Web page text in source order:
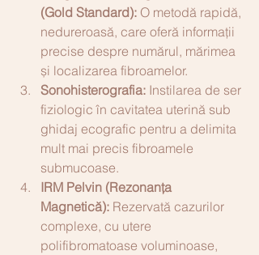
(Gold Standard): O metodă rapidă,
nedureroasă, care oferă informații
precise despre numărul, mărimea
și localizarea fibroamelor.
Sonohisterografia: Instilarea de ser
fiziologic în cavitatea uterină sub
ghidaj ecografic pentru a delimita
mult mai precis fibroamele
submucoase.
IRM Pelvin (Rezonanța
Magnetică): Rezervată cazurilor
complexe, cu utere
polifibromatoase voluminoase,